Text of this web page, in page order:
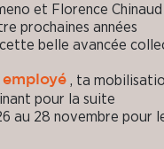
et Florence
prochaines années
belle avancée
, ta
pour la suite
au 28 novembre